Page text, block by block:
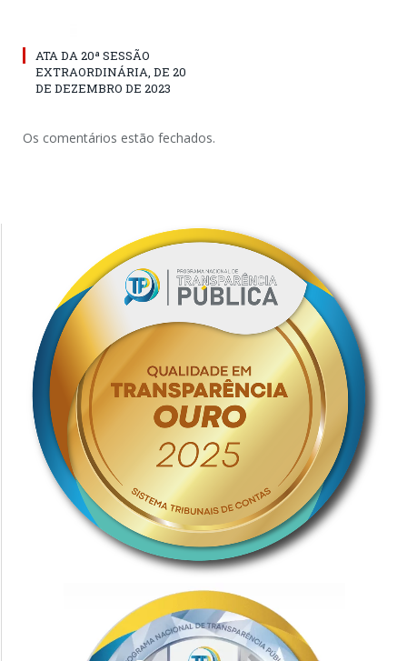
ATA DA 20ª SESSÃO
EXTRAORDINÁRIA, DE 20
DE DEZEMBRO DE 2023
Os comentários estão fechados.